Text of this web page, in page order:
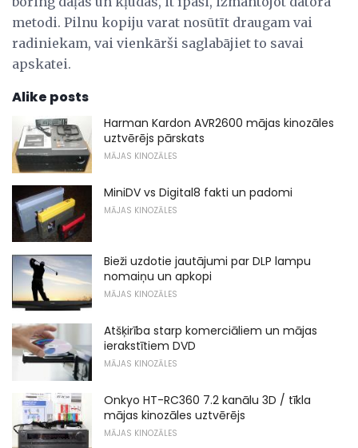
metodi. Pilnu kopiju varat nosūtīt draugam vai
radiniekam, vai vienkārši saglabājiet to savai
apskatei.
Alike posts
Harman Kardon AVR2600 mājas kinozāles
uztvērējs pārskats
MĀJAS KINOZĀLES
MiniDV vs Digital8 fakti un padomi
MĀJAS KINOZĀLES
Bieži uzdotie jautājumi par DLP lampu
nomaiņu un apkopi
MĀJAS KINOZĀLES
Atšķirība starp komerciāliem un mājas
ierakstītiem DVD
MĀJAS KINOZĀLES
Onkyo HT-RC360 7.2 kanālu 3D / tīkla
mājas kinozāles uztvērējs
MĀJAS KINOZĀLES